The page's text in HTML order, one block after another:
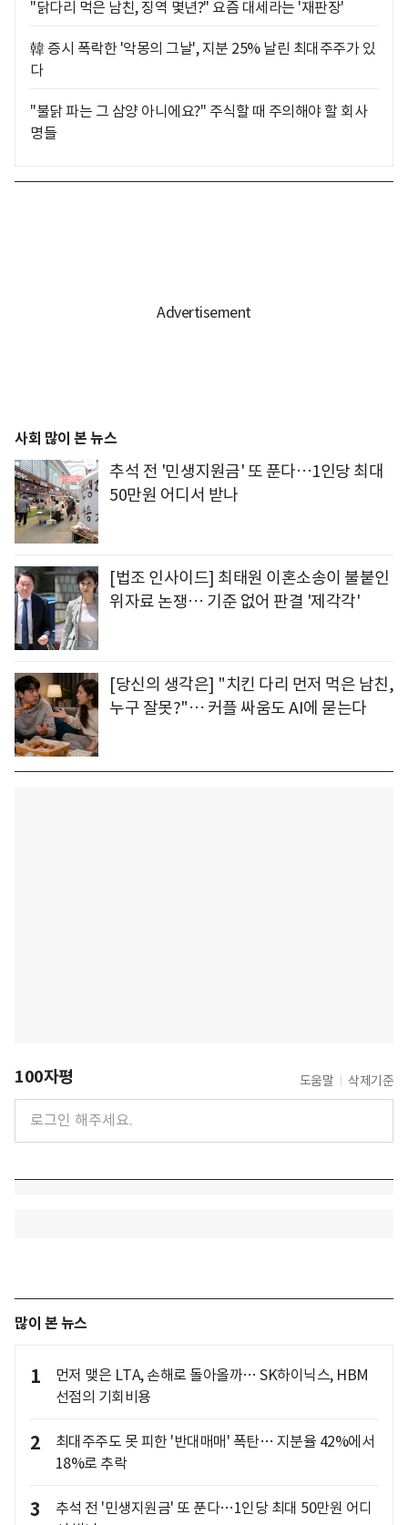
"닭다리 먹은 남친, 징역 몇년?" 요즘 대세라는 '재판장'
韓 증시 폭락한 '악몽의 그날', 지분 25% 날린 최대주주가 있
다
"불닭 파는 그 삼양 아니에요?" 주식할 때 주의해야 할 회사
명들
사회 많이 본 뉴스
추석 전 '민생지원금' 또 푼다…1인당 최대
50만원 어디서 받나
[법조 인사이드] 최태원 이혼소송이 불붙인
위자료 논쟁… 기준 없어 판결 '제각각'
[당신의 생각은] "치킨 다리 먼저 먹은 남친,
누구 잘못?"… 커플 싸움도 AI에 묻는다
100자평 도움말 삭제기준
많이 본 뉴스
1
먼저 맺은 LTA, 손해로 돌아올까… SK하이닉스, HBM
선점의 기회비용
2
최대주주도 못 피한 '반대매매' 폭탄… 지분율 42%에서
18%로 추락
3
추석 전 '민생지원금' 또 푼다…1인당 최대 50만원 어디